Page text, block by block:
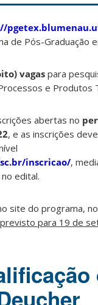
de Pós-Graduação
vagaspara
e Produtos
abertas no
, e as inscrições
inscricao/,
edital.
site do programa,
para 19 de